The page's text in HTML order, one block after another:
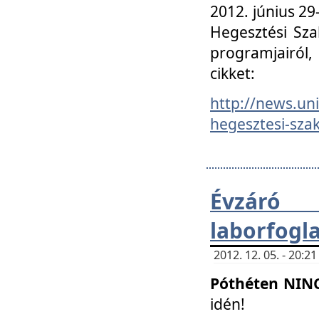
2012. június
Hegesztési
cikket:
http://
hegesztesi-
2012. 12. 05. -
Póthéten
idén!